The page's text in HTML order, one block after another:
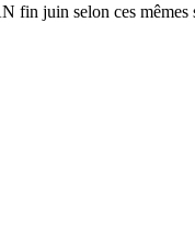
fin juin selon ces mêmes